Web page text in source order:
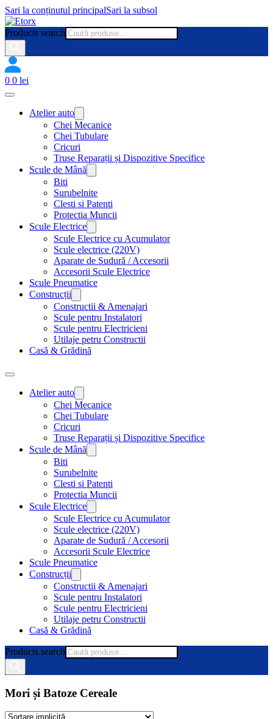
Sari la conținutul principalSari la subsol
Products search
0 0 lei
Atelier auto
Chei Mecanice
Chei Tubulare
Cricuri
Truse Reparații și Dispozitive Specifice
Scule de Mână
Biti
Surubelnite
Clesti si Patenti
Protectia Muncii
Scule Electrice
Scule Electrice cu Acumulator
Scule electrice (220V)
Aparate de Sudură / Accesorii
Accesorii Scule Electrice
Scule Pneumatice
Construcții
Constructii & Amenajari
Scule pentru Instalatori
Scule pentru Electricieni
Utilaje petru Constructii
Casă & Grădină
Atelier auto
Chei Mecanice
Chei Tubulare
Cricuri
Truse Reparații și Dispozitive Specifice
Scule de Mână
Biti
Surubelnite
Clesti si Patenti
Protectia Muncii
Scule Electrice
Scule Electrice cu Acumulator
Scule electrice (220V)
Aparate de Sudură / Accesorii
Accesorii Scule Electrice
Scule Pneumatice
Construcții
Constructii & Amenajari
Scule pentru Instalatori
Scule pentru Electricieni
Utilaje petru Constructii
Casă & Grădină
Products search
Mori și Batoze Cereale